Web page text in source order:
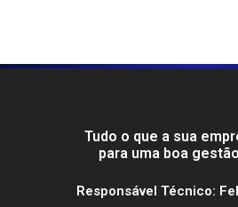
Tudo o que a sua
para uma boa
Responsável Técnico: